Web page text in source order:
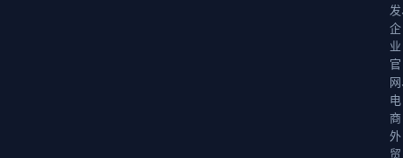
企
业
官
电
商
外
贸